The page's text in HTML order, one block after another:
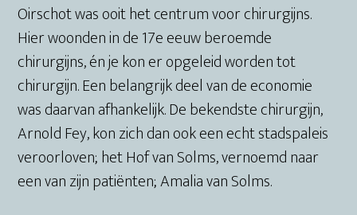
Oirschot was ooit het centrum voor chirurgijns.
Hier woonden in de 17e eeuw beroemde
chirurgijns, én je kon er opgeleid worden tot
chirurgijn. Een belangrijk deel van de economie
was daarvan afhankelijk. De bekendste chirurgijn,
Arnold Fey, kon zich dan ook een echt stadspaleis
veroorloven; het Hof van Solms, vernoemd naar
een van zijn patiënten; Amalia van Solms.